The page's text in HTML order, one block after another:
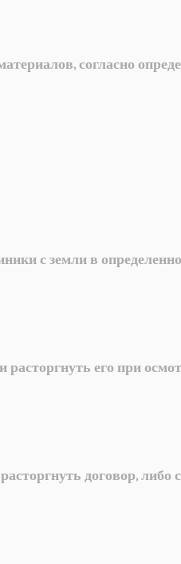
согласно
с земли в
его при
договор, либо